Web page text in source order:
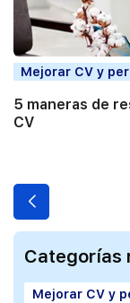
Mejorar CV y
5 maneras de
CV
Categorías
Mejorar CV y